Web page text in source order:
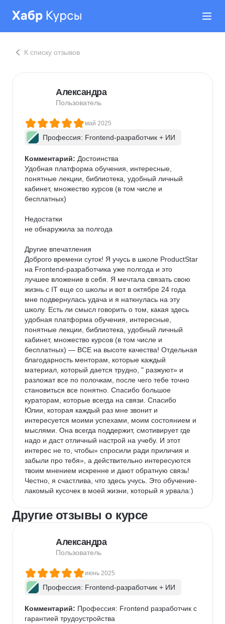
К списку отзывов
Александра
Пользователь
май 2025
Профессия: Frontend-разработчик + ИИ
Комментарий: Достоинства
Удобная платформа обучения, интересные,
понятные лекции, библиотека, удобный личный
кабинет, множество курсов (в том числе и
бесплатных)
Недостатки
не обнаружила за полгода
Другие впечатления
Доброго времени суток! Я учусь в школе ProductStar
на Frontend-разработчика уже полгода и это
лучшее вложение в себя. Я мечтала связать свою
жизнь с IT еще со школы и вот в октябре 24 года
мне подвернулась удача и я наткнулась на эту
школу. Есть ли смысл говорить о том, какая здесь
удобная платформа обучения, интересные,
понятные лекции, библиотека, удобный личный
кабинет, множество курсов (в том числе и
бесплатных) — ВСЕ на высоте качества! Отдельная
благодарность менторам, которые каждый
материал, который дается трудно, " разжуют» и
разложат все по полочкам, после чего тебе точно
становиться все понятно. Спасибо большое
кураторам, которые всегда на связи. Спасибо
Юлии, которая каждый раз мне звонит и
интересуется моими успехами, моим состоянием и
мыслями. Она всегда поддержит, смотивирует где
надо и даст отличный настрой на учебу. И этот
интерес не то, чтобы» спросили ради приличия и
забыли про тебя», а действительно интересуются
твоим мнением искренне и дают обратную связь!
Честно, я счастлива, что здесь учусь. Это обучение-
лакомый кусочек в моей жизни, который я урвала:)
Другие отзывы о курсе
Александра
Пользователь
июнь 2025
Профессия: Frontend-разработчик + ИИ
Комментарий: Профессия: Frontend разработчик с
гарантией трудоустройства